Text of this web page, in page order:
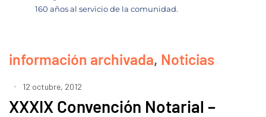
160 años al servicio de la comunidad.
información archivada, Noticias
12 octubre, 2012
XXXIX Convención Notarial –